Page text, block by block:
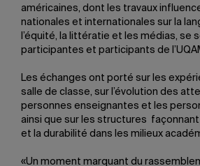
américaines, dont les travaux
nationales et internationales sur la
l’équité, la littératie et les médias, se
participantes et participants de
Les échanges ont porté sur les
salle de classe, sur l’évolution des
personnes enseignantes et les
ainsi que sur les structures façonnant
et la durabilité dans les milieux
«Un moment marquant du